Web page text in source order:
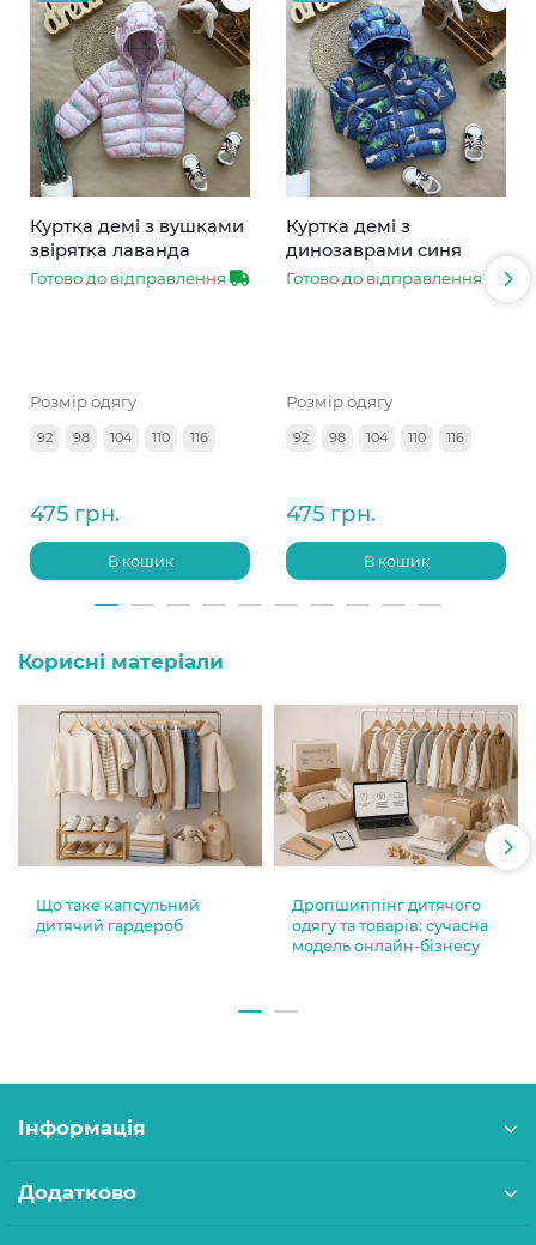
Куртка демі з вушками
звірятка лаванда
Готово до відправлення
Розмір одягу
92 98 104 110 116
475 грн.
В кошик
Куртка демі з
динозаврами синя
Готово до відправлення
Розмір одягу
92 98 104 110 116
475 грн.
В кошик
Корисні матеріали
Що таке капсульний
дитячий гардероб
Дропшиппінг дитячого
одягу та товарів: сучасна
модель онлайн-бізнесу
Інформація
Додатково